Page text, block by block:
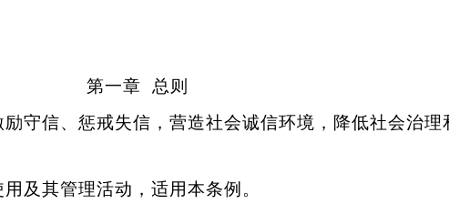
第一章 总则
信、惩戒失信，营造社会诚信环境，降低社会治理
及其管理活动，适用本条例。